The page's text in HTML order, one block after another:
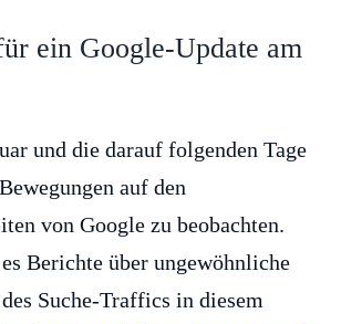
ein Google-Update am
und die darauf folgenden Tage
auf den
von Google zu beobachten.
Berichte über ungewöhnliche
Suche-Traffics in diesem